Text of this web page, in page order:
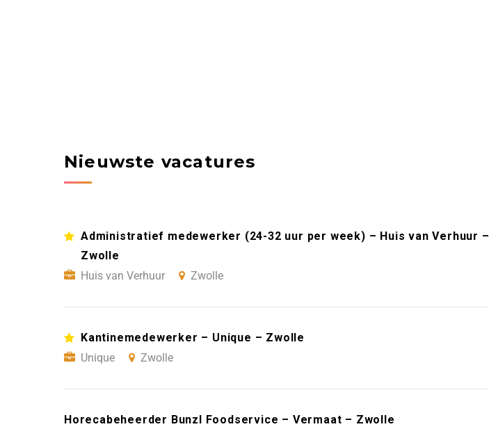
Nieuwste vacatures
Administratief medewerker (24-32 uur per week) – Huis van Verhuur –
Zwolle
Huis van Verhuur
Zwolle
Kantinemedewerker – Unique – Zwolle
Unique
Zwolle
Horecabeheerder Bunzl Foodservice – Vermaat – Zwolle